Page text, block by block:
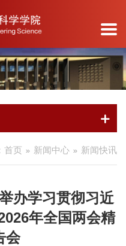
安全工作
教育基地
科
学
究
科研
动态
学术
活动
党
建
作
组织
概况
党建
产
学
产学
介
校企
学
生
地
新闻
动态
通知
公
服
务
学院
办公
室
首页 新闻中心 新闻快讯
办学习贯彻习近
年全国两会精
会